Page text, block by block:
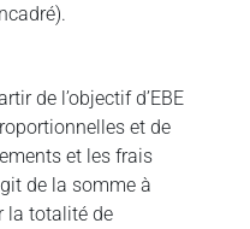
de l’objectif d’EBE
et de
et les frais
de la somme à
la totalité de